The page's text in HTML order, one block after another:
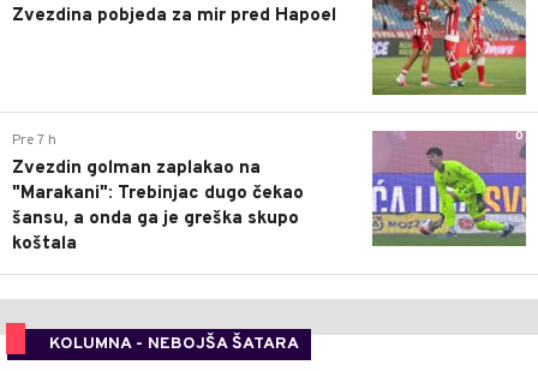
Zvezdina pobjeda za mir pred Hapoel
0
Pre 7 h
Zvezdin golman zaplakao na
"Marakani": Trebinjac dugo čekao
šansu, a onda ga je greška skupo
koštala
KOLUMNA - NEBOJŠA ŠATARA